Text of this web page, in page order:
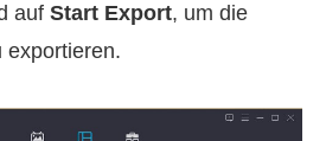
auf Start Export, um die
exportieren.